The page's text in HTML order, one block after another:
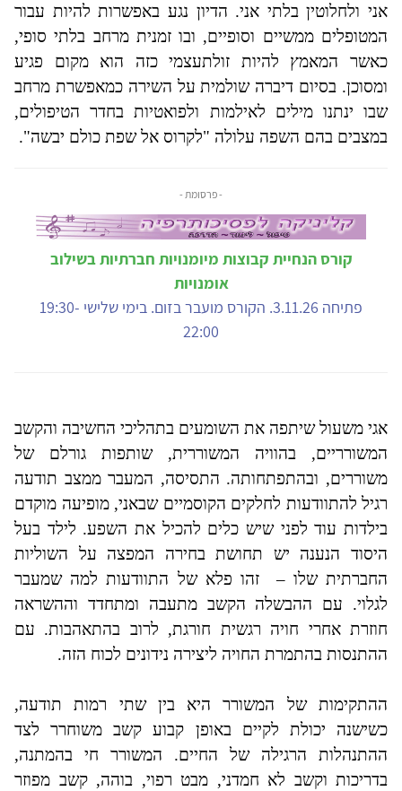
אני ולחלוטין בלתי אני. הדיון נגע באפשרות להיות עבור
המטופלים ממשיים וסופיים, ובו זמנית מרחב בלתי סופי,
כאשר המאמץ להיות זולתעצמי כזה הוא מקום פגיע
ומסוכן. בסיום דיברה שולמית על השירה כמאפשרת מרחב
שבו ינתנו מילים לאילמות ולפואטיות בחדר הטיפולים,
במצבים בהם השפה עלולה "לקרוס אל שפת כולם יבשה".
- פרסומת -
קורס הנחיית קבוצות מיומנויות חברתיות בשילוב
אומנויות
פתיחה 3.11.26. הקורס מועבר בזום. בימי שלישי 19:30-
22:00
אגי משעול שיתפה את השומעים בתהליכי החשיבה והקשב
המשורריים, בהוויה המשוררית, שותפות גורלם של
משוררים, ובהתפתחותה. התסיסה, המעבר ממצב תודעה
רגיל להתוודעות לחלקים הקוסמיים שבאני, מופיעה מוקדם
בילדות עוד לפני שיש כלים להכיל את השפע. לילד בעל
היסוד הנענה יש תחושת בחירה המפצה על השוליות
החברתית שלו –
זהו פלא של התוודעות למה שמעבר
לגלוי. עם ההבשלה הקשב מתעבה ומתחדד וההשראה
חוזרת אחרי חויה רגשית חורגת, לרוב בהתאהבות. עם
ההתנסות בהתמרת החויה ליצירה נידונים לכוח הזה.
ההתקימות של המשורר היא בין שתי רמות תודעה,
כשישנה יכולת לקיים באופן קבוע קשב משוחרר לצד
ההתנהלות הרגילה של החיים. המשורר חי בהמתנה,
בדריכות וקשב לא חמדני, מבט רפוי, בוהה, קשב מפוזר